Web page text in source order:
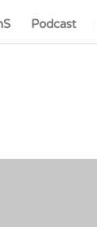
Podcast